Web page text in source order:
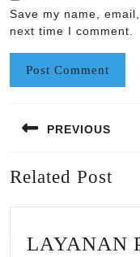
Save my name,
next time I comment.
navigation
PREVIOUS
post:
Related Post
LAYANAN